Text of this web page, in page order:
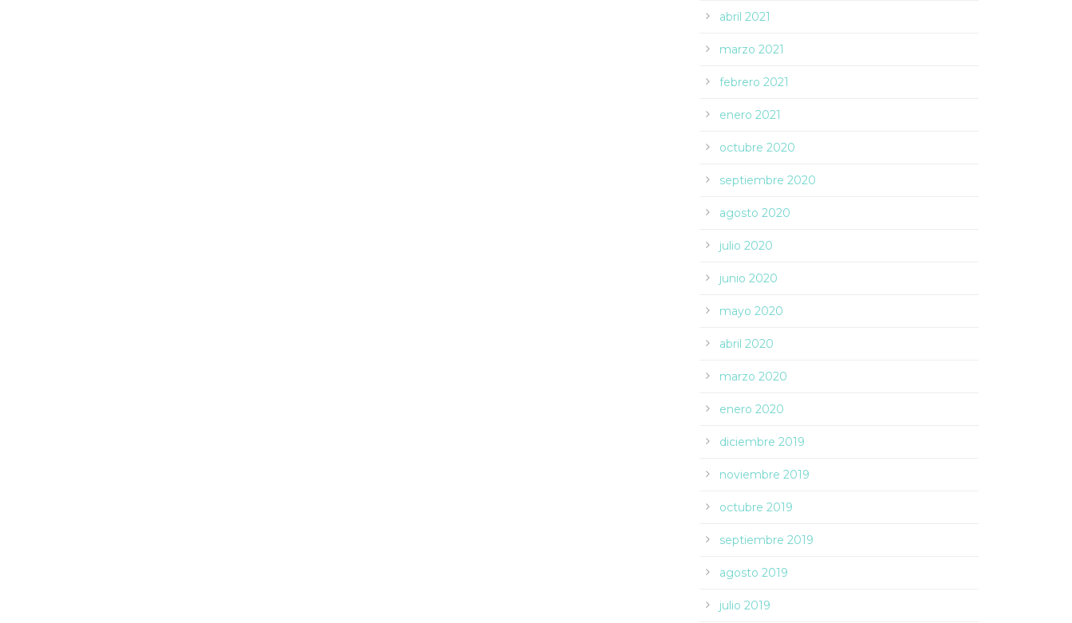
abril 2021
marzo 2021
febrero 2021
enero 2021
octubre 2020
septiembre 2020
agosto 2020
julio 2020
junio 2020
mayo 2020
abril 2020
marzo 2020
enero 2020
diciembre 2019
noviembre 2019
octubre 2019
septiembre 2019
agosto 2019
julio 2019